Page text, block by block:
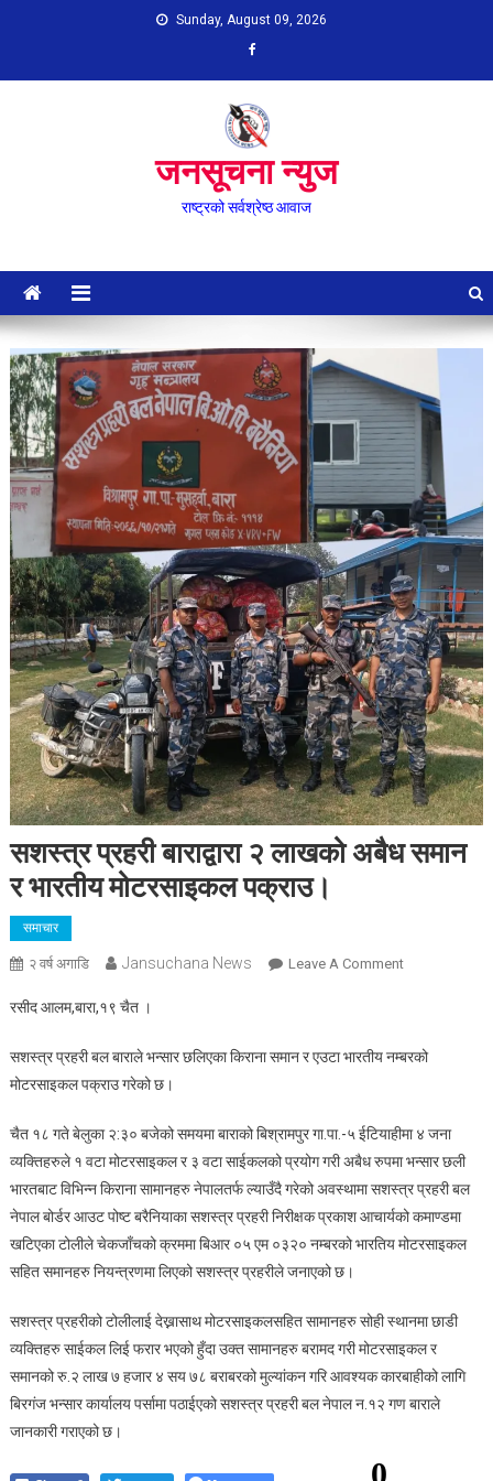
Sunday, August 09, 2026
जनसूचना न्युज
राष्ट्रको सर्वश्रेष्ठ आवाज
सशस्त्र प्रहरी बाराद्वारा २ लाखको अबैध समान
र भारतीय मोटरसाइकल पक्राउ।
समाचार
२ वर्ष अगाडि Jansuchana News Leave A CommentOn
२
समान
र
भारतीय
मोटरसाइकल
पक्राउ।
रसीद आलम,बारा,१९ चैत ।
सशस्त्र प्रहरी बल बाराले भन्सार छलिएका किराना समान र एउटा भारतीय नम्बरको
मोटरसाइकल पक्राउ गरेको छ।
चैत १८ गते बेलुका २:३० बजेको समयमा बाराको बिश्रामपुर गा.पा.-५ ईटियाहीमा ४ जना
व्यक्तिहरुले १ वटा मोटरसाइकल र ३ वटा साईकलको प्रयोग गरी अबैध रुपमा भन्सार छली
भारतबाट विभिन्न किराना सामानहरु नेपालतर्फ ल्याउँदै गरेको अवस्थामा सशस्त्र प्रहरी बल
नेपाल बोर्डर आउट पोष्ट बरैनियाका सशस्त्र प्रहरी निरीक्षक प्रकाश आचार्यको कमाण्डमा
खटिएका टोलीले चेकजाँचको क्रममा बिआर ०५ एम ०३२० नम्बरको भारतिय मोटरसाइकल
सहित समानहरु नियन्त्रणमा लिएको सशस्त्र प्रहरीले जनाएको छ।
सशस्त्र प्रहरीको टोलीलाई देख्नासाथ मोटरसाइकलसहित सामानहरु सोही स्थानमा छाडी
व्यक्तिहरु साईकल लिई फरार भएको हुँदा उक्त सामानहरु बरामद गरी मोटरसाइकल र
समानको रु.२ लाख ७ हजार ४ सय ७८ बराबरको मुल्यांकन गरि आवश्यक कारबाहीको लागि
बिरगंज भन्सार कार्यालय पर्सामा पठाईएको सशस्त्र प्रहरी बल नेपाल न.१२ गण बाराले
जानकारी गराएको छ।